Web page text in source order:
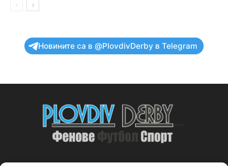
Новините са в @PlovdivDerby в Telegram